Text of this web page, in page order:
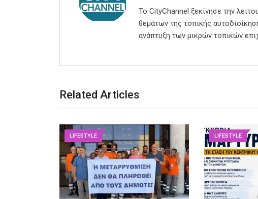
Το CityChannel ξεκίνησε την
θεμάτων της τοπικής
ανάπτυξη των μικρών τοπικών
Related Articles
LIFESTYLE LIFESTYLE